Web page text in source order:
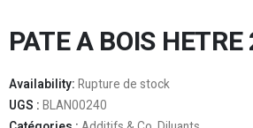
PATE A BOIS
Availability: Rupture de stock
UGS : BLAN00240